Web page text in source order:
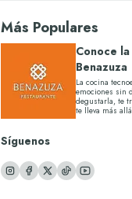
Más Populares
Conoce
Benazuza
La cocina
emociones sin
degustarla, te
te lleva más
Síguenos